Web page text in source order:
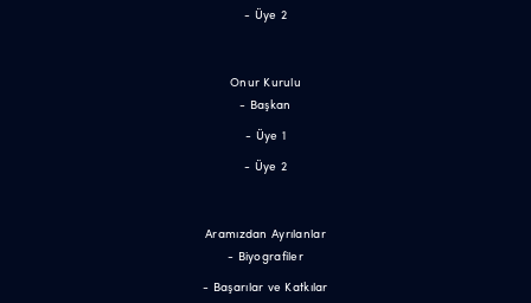
- Üye 2
Onur Kurulu
- Başkan
- Üye 1
- Üye 2
Aramızdan Ayrılanlar
- Biyografiler
- Başarılar ve Katkılar